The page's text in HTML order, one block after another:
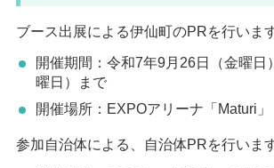
ブース出展による伊仙町のPRを行います
開催期間：令和7年9月26日（金曜日
曜日）まで
開催場所：EXPOアリーナ「Maturi」
参加自治体による、自治体PRを行います